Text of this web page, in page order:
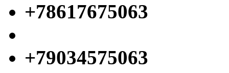
+78617675063
+79034575063